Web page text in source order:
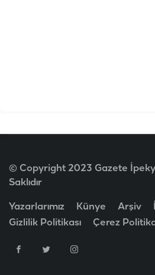
© Copyright 2023 Gazete
Saklıdır
Yazarlarımız Künye Arşiv
Gizlilik Politikası
Çerez